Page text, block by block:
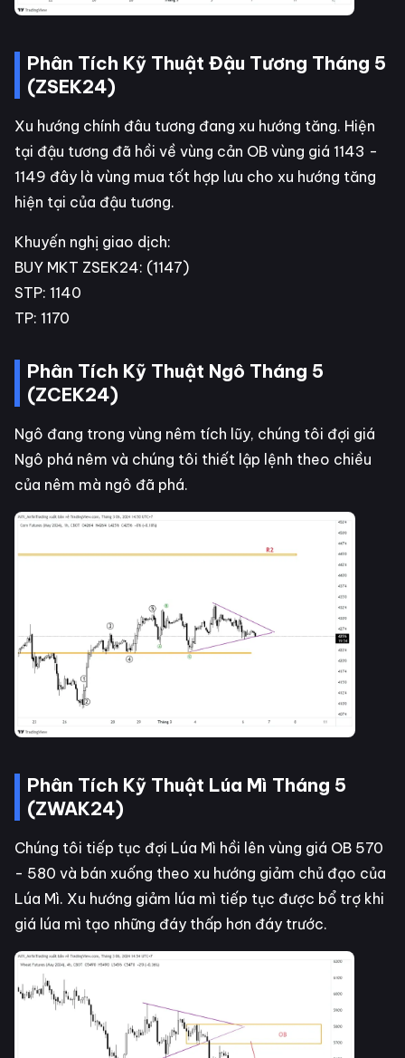
Phân Tích Kỹ Thuật Đậu Tương Tháng 5
(ZSEK24)
Xu hướng chính đâu tương đang xu hướng tăng. Hiện
tại đậu tương đã hồi về vùng cản OB vùng giá 1143 -
1149 đây là vùng mua tốt hợp lưu cho xu hướng tăng
hiện tại của đậu tương.
Khuyến nghị giao dịch:
BUY MKT ZSEK24: (1147)
STP: 1140
TP: 1170
Phân Tích Kỹ Thuật Ngô Tháng 5
(ZCEK24)
Ngô đang trong vùng nêm tích lũy, chúng tôi đợi giá
Ngô phá nêm và chúng tôi thiết lập lệnh theo chiều
của nêm mà ngô đã phá.
Phân Tích Kỹ Thuật Lúa Mì Tháng 5
(ZWAK24)
Chúng tôi tiếp tục đợi Lúa Mì hồi lên vùng giá OB 570
- 580 và bán xuống theo xu hướng giảm chủ đạo của
Lúa Mì. Xu hướng giảm lúa mì tiếp tục được bổ trợ khi
giá lúa mì tạo những đáy thấp hơn đáy trước.